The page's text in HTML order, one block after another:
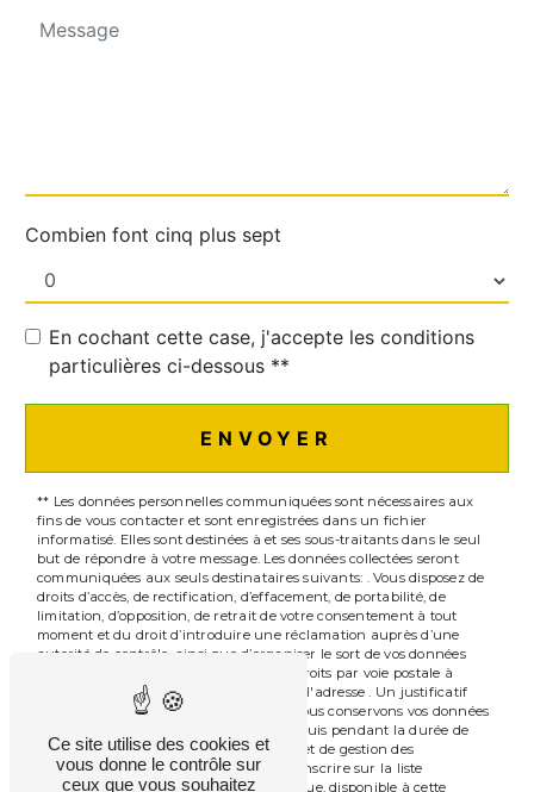
Combien font cinq plus sept
En cochant cette case, j'accepte les conditions
particulières ci-dessous **
ENVOYER
** Les données personnelles communiquées sont nécessaires aux
fins de vous contacter et sont enregistrées dans un fichier
informatisé. Elles sont destinées à et ses sous-traitants dans le seul
but de répondre à votre message. Les données collectées seront
communiquées aux seuls destinataires suivants: . Vous disposez de
droits d’accès, de rectification, d’effacement, de portabilité, de
limitation, d’opposition, de retrait de votre consentement à tout
moment et du droit d’introduire une réclamation auprès d’une
autorité de contrôle, ainsi que d’organiser le sort de vos données
post-mortem. Vous pouvez exercer ces droits par voie postale à
l'adresse ou par courrier électronique à l'adresse . Un justificatif
d'identité pourra vous être demandé. Nous conservons vos données
pendant la période de prise de contact puis pendant la durée de
prescription légale aux fins probatoires et de gestion des
contentieux. Vous avez le droit de vous inscrire sur la liste
d'opposition au démarchage téléphonique, disponible à cette
Ce site utilise des cookies et
vous donne le contrôle sur
ceux que vous souhaitez